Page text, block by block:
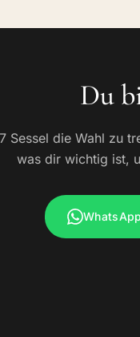
Du
Sessel die Wahl zu
was dir wichtig ist,